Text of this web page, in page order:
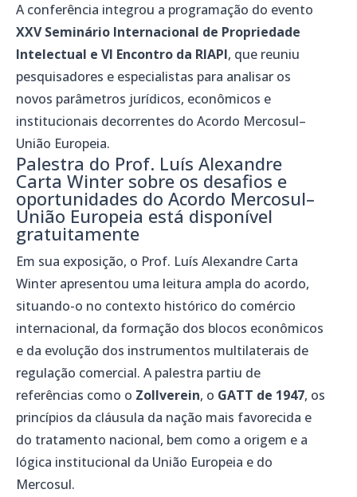
A conferência integrou a programação do evento
XXV Seminário Internacional de Propriedade
Intelectual e VI Encontro da RIAPI, que reuniu
pesquisadores e especialistas para analisar os
novos parâmetros jurídicos, econômicos e
institucionais decorrentes do Acordo Mercosul–
União Europeia.
Palestra do Prof. Luís Alexandre
Carta Winter sobre os desafios e
oportunidades do Acordo Mercosul–
União Europeia está disponível
gratuitamente
Em sua exposição, o Prof. Luís Alexandre Carta
Winter apresentou uma leitura ampla do acordo,
situando-o no contexto histórico do comércio
internacional, da formação dos blocos econômicos
e da evolução dos instrumentos multilaterais de
regulação comercial. A palestra partiu de
referências como o Zollverein, o GATT de 1947, os
princípios da cláusula da nação mais favorecida e
do tratamento nacional, bem como a origem e a
lógica institucional da União Europeia e do
Mercosul.